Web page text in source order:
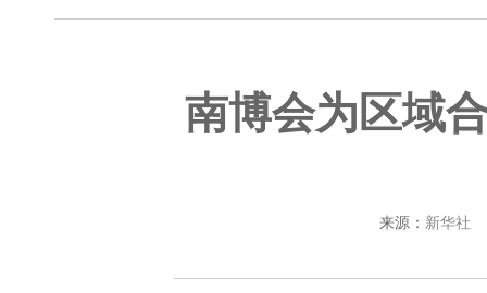
南博会为区域
来源： 新华社